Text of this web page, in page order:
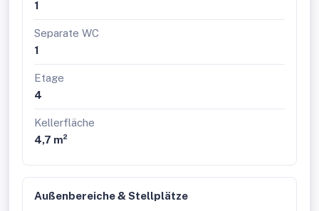
Tiefgaragenparkplätze langfristig anmietbar
Lichtinstallation „Wortklauberei“ verleiht eine
Die Ausstattung:
Betonkernaktivierung auf Basis von Fernwärme
mit sommerlicher Temperierung
Kontrollierte Wohnraumlüftung mit
außenliegender Sonnenschutz mittels elektrisch
bedienbarer Raffstores
3-Scheiben-Verglaste Kunststofffenster mit
1
Separate WC
1
Etage
4
Kellerfläche
4,7 m²
Außenbereiche & Stellplätze